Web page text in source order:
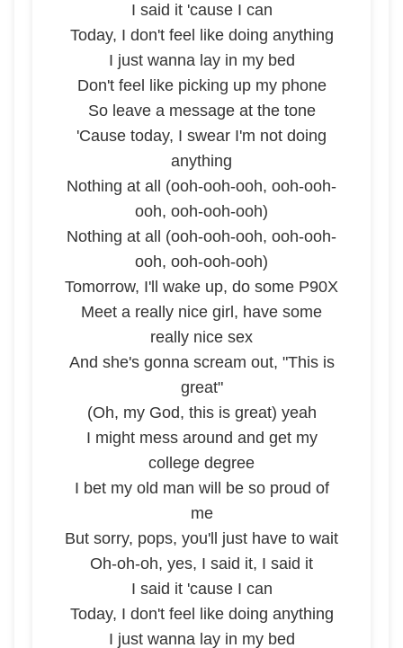
I said it 'cause I can
Today, I don't feel like doing anything
I just wanna lay in my bed
Don't feel like picking up my phone
So leave a message at the tone
'Cause today, I swear I'm not doing
anything
Nothing at all (ooh-ooh-ooh, ooh-ooh-
ooh, ooh-ooh-ooh)
Nothing at all (ooh-ooh-ooh, ooh-ooh-
ooh, ooh-ooh-ooh)
Tomorrow, I'll wake up, do some P90X
Meet a really nice girl, have some
really nice sex
And she's gonna scream out, "This is
great"
(Oh, my God, this is great) yeah
I might mess around and get my
college degree
I bet my old man will be so proud of
me
But sorry, pops, you'll just have to wait
Oh-oh-oh, yes, I said it, I said it
I said it 'cause I can
Today, I don't feel like doing anything
I just wanna lay in my bed